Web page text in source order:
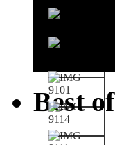
Best of